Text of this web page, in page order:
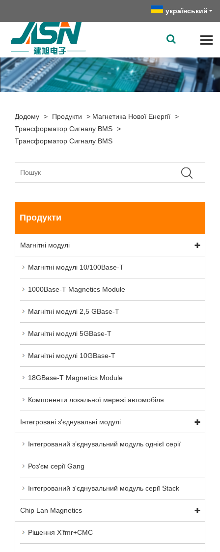
український
Додому > Продукти > Магнетика Нової Енергії >
Трансформатор Сигналу BMS >
Трансформатор Сигналу BMS
Продукти
Магнітні модулі
Магнітні модулі 10/100Base-T
1000Base-T Magnetics Module
Магнітні модулі 2,5 GBase-T
Магнітні модулі 5GBase-T
Магнітні модулі 10GBase-T
18GBase-T Magnetics Module
Компоненти локальної мережі автомобіля
Інтегровані з'єднувальні модулі
Інтегрований з’єднувальний модуль однієї серії
Роз'єм серії Gang
Інтегрований з'єднувальний модуль серії Stack
Chip Lan Magnetics
Рішення X'fmr+CMC